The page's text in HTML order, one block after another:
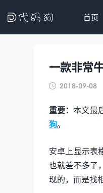
 首页
一款非常
 2018-09-08
重要：本文最
狗。
安卓上显示表
也就差不多了
现的，而是找